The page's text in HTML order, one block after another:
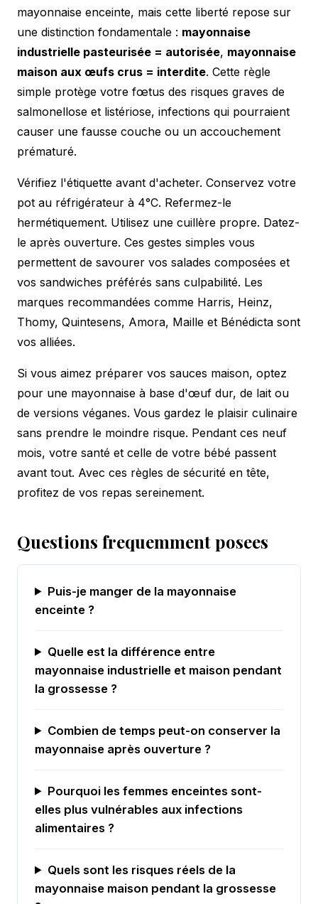
mayonnaise enceinte, mais cette liberté repose sur
une distinction fondamentale : mayonnaise
industrielle pasteurisée = autorisée, mayonnaise
maison aux œufs crus = interdite. Cette règle
simple protège votre fœtus des risques graves de
salmonellose et listériose, infections qui pourraient
causer une fausse couche ou un accouchement
prématuré.
Vérifiez l'étiquette avant d'acheter. Conservez votre
pot au réfrigérateur à 4°C. Refermez-le
hermétiquement. Utilisez une cuillère propre. Datez-
le après ouverture. Ces gestes simples vous
permettent de savourer vos salades composées et
vos sandwiches préférés sans culpabilité. Les
marques recommandées comme Harris, Heinz,
Thomy, Quintesens, Amora, Maille et Bénédicta sont
vos alliées.
Si vous aimez préparer vos sauces maison, optez
pour une mayonnaise à base d'œuf dur, de lait ou
de versions véganes. Vous gardez le plaisir culinaire
sans prendre le moindre risque. Pendant ces neuf
mois, votre santé et celle de votre bébé passent
avant tout. Avec ces règles de sécurité en tête,
profitez de vos repas sereinement.
Questions frequemment posees
Puis-je manger de la mayonnaise
enceinte ?
Quelle est la différence entre
mayonnaise industrielle et maison pendant
la grossesse ?
Combien de temps peut-on conserver la
mayonnaise après ouverture ?
Pourquoi les femmes enceintes sont-
elles plus vulnérables aux infections
alimentaires ?
Quels sont les risques réels de la
mayonnaise maison pendant la grossesse